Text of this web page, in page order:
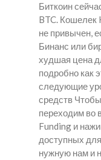
Биткоин
BTC. Кошелек
не привычен,
Бинанс или
худшая цена
подробно как
следующие
средств
переходим во
Funding и
доступных
нужную нам и